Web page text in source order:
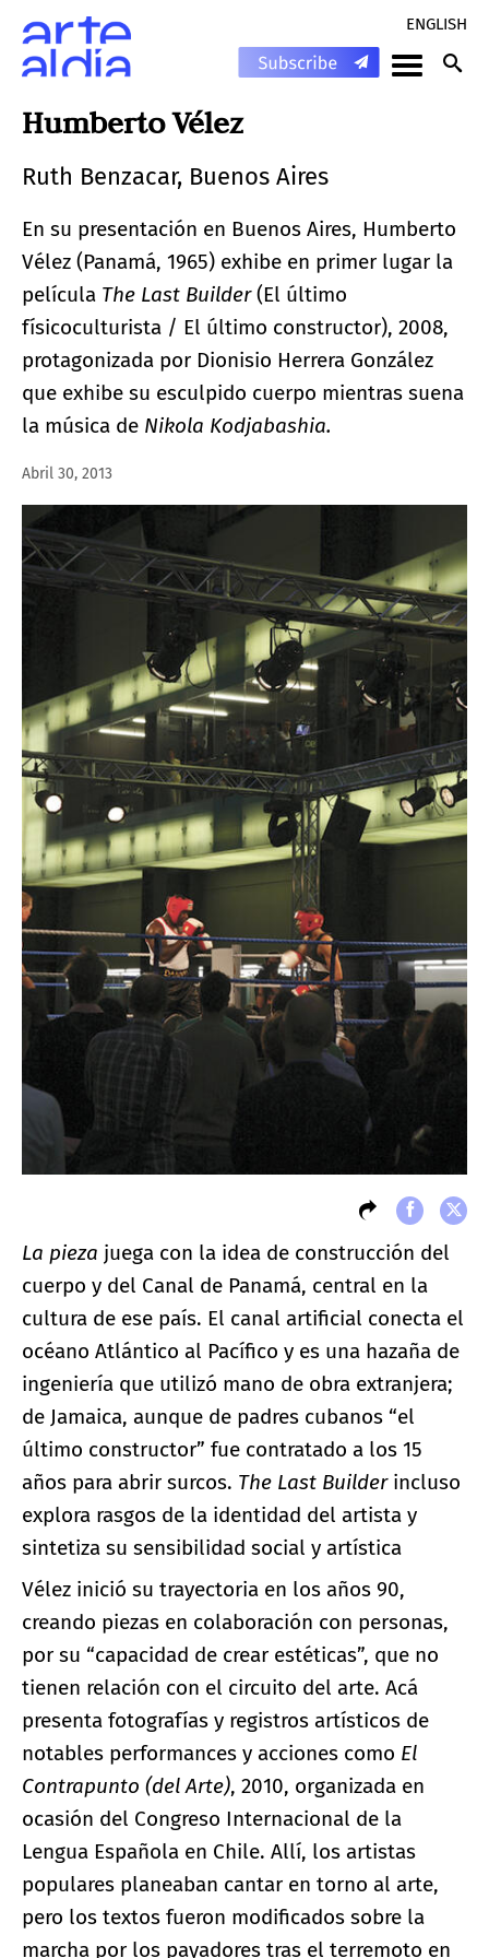
ENGLISH
Humberto Vélez
Ruth Benzacar, Buenos Aires
En su presentación en Buenos Aires, Humberto
Vélez (Panamá, 1965) exhibe en primer lugar la
película The Last Builder(El último
físicoculturista / El último constructor), 2008,
protagonizada por Dionisio Herrera González
que exhibe su esculpido cuerpo mientras suena
la música de Nikola Kodjabashia.
Abril 30, 2013
La pieza juega con la idea de construcción del
cuerpo y del Canal de Panamá, central en la
cultura de ese país. El canal artificial conecta el
océano Atlántico al Pacífico y es una hazaña de
ingeniería que utilizó mano de obra extranjera;
de Jamaica, aunque de padres cubanos “el
último constructor” fue contratado a los 15
años para abrir surcos. The Last Builderincluso
explora rasgos de la identidad del artista y
sintetiza su sensibilidad social y artística
Vélez inició su trayectoria en los años 90,
creando piezas en colaboración con personas,
por su “capacidad de crear estéticas”, que no
tienen relación con el circuito del arte. Acá
presenta fotografías y registros artísticos de
notables performances y acciones como El
Contrapunto (del Arte), 2010, organizada en
ocasión del Congreso Internacional de la
Lengua Española en Chile. Allí, los artistas
populares planeaban cantar en torno al arte,
pero los textos fueron modificados sobre la
marcha por los payadores tras el terremoto en